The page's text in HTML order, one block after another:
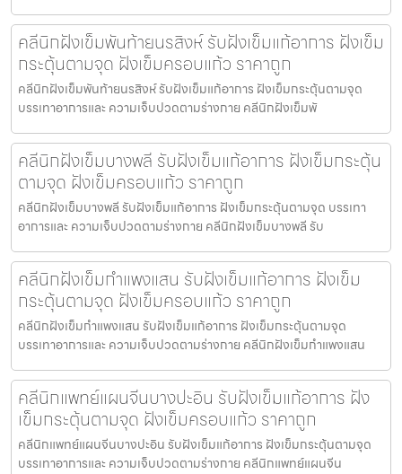
คลีนิกฝังเข็มพันท้ายนรสิงห์ รับฝังเข็มแก้อาการ ฝังเข็ม
กระตุ้นตามจุด ฝังเข็มครอบแก้ว ราคาถูก
คลีนิกฝังเข็มพันท้ายนรสิงห์ รับฝังเข็มแก้อาการ ฝังเข็มกระตุ้นตามจุด
บรรเทาอาการและ ความเจ็บปวดตามร่างกาย คลีนิกฝังเข็มพั
คลีนิกฝังเข็มบางพลี รับฝังเข็มแก้อาการ ฝังเข็มกระตุ้น
ตามจุด ฝังเข็มครอบแก้ว ราคาถูก
คลีนิกฝังเข็มบางพลี รับฝังเข็มแก้อาการ ฝังเข็มกระตุ้นตามจุด บรรเทา
อาการและ ความเจ็บปวดตามร่างกาย คลีนิกฝังเข็มบางพลี รับ
คลีนิกฝังเข็มกำแพงแสน รับฝังเข็มแก้อาการ ฝังเข็ม
กระตุ้นตามจุด ฝังเข็มครอบแก้ว ราคาถูก
คลีนิกฝังเข็มกำแพงแสน รับฝังเข็มแก้อาการ ฝังเข็มกระตุ้นตามจุด
บรรเทาอาการและ ความเจ็บปวดตามร่างกาย คลีนิกฝังเข็มกำแพงแสน
คลีนิกแพทย์แผนจีนบางปะอิน รับฝังเข็มแก้อาการ ฝัง
เข็มกระตุ้นตามจุด ฝังเข็มครอบแก้ว ราคาถูก
คลีนิกแพทย์แผนจีนบางปะอิน รับฝังเข็มแก้อาการ ฝังเข็มกระตุ้นตามจุด
บรรเทาอาการและ ความเจ็บปวดตามร่างกาย คลีนิกแพทย์แผนจีน